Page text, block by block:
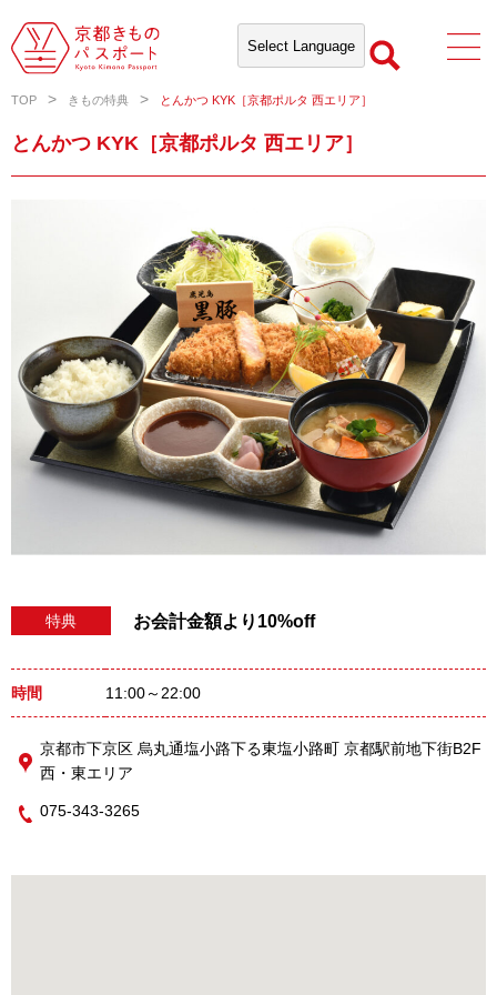
TOP きもの特典 とんかつ KYK［京都ポルタ 西エリア］
とんかつ KYK［京都ポルタ 西エリア］
特典 お会計金額より10%off
時間 11:00～22:00
京都市下京区 烏丸通塩小路下る東塩小路町 京都駅前地下街B2F
西・東エリア
075-343-3265